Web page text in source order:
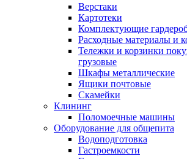
Верстаки
Картотеки
Комплектующие
Расходные материалы и
Тележки и корзинки
грузовые
Шкафы металлические
Ящики почтовые
Скамейки
Клининг
Поломоечные машины
Оборудование для общепита
Водоподготовка
Гастроемкости